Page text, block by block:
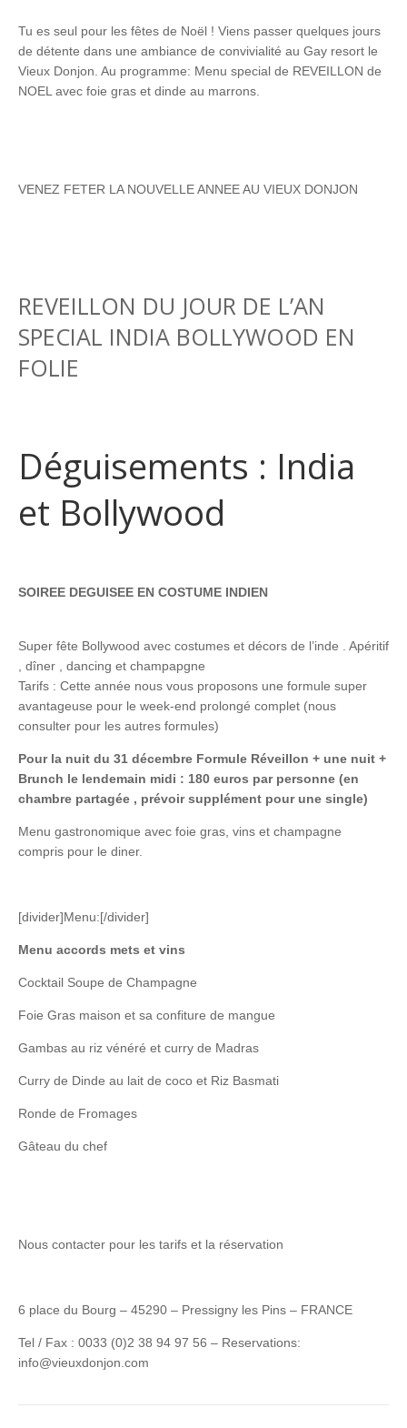
Tu es seul pour les fêtes de Noël ! Viens passer quelques jours
de détente dans une ambiance de convivialité au Gay resort le
Vieux Donjon. Au programme: Menu special de REVEILLON de
NOEL avec foie gras et dinde au marrons.
VENEZ FETER LA NOUVELLE ANNEE AU VIEUX DONJON
REVEILLON DU JOUR DE L’AN
SPECIAL INDIA BOLLYWOOD EN
FOLIE
Déguisements : India
et Bollywood
SOIREE DEGUISEE EN COSTUME INDIEN
Super fête Bollywood avec costumes et décors de l’inde . Apéritif
, dîner , dancing et champapgne
Tarifs : Cette année nous vous proposons une formule super
avantageuse pour le week-end prolongé complet (nous
consulter pour les autres formules)
Pour la nuit du 31 décembre Formule Réveillon + une nuit +
Brunch le lendemain midi : 180 euros par personne (en
chambre partagée , prévoir supplément pour une single)
Menu gastronomique avec foie gras, vins et champagne
compris pour le diner.
[divider]Menu:[/divider]
Menu accords mets et vins
Cocktail Soupe de Champagne
Foie Gras maison et sa confiture de mangue
Gambas au riz vénéré et curry de Madras
Curry de Dinde au lait de coco et Riz Basmati
Ronde de Fromages
Gâteau du chef
Nous contacter pour les tarifs et la réservation
6 place du Bourg – 45290 – Pressigny les Pins – FRANCE
Tel / Fax : 0033 (0)2 38 94 97 56 – Reservations:
info@vieuxdonjon.com